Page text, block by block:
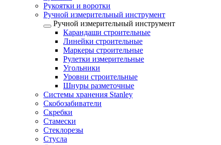
Рукоятки и воротки
Ручной измерительный инструмент
Ручной измерительный инструмент
Карандаши строительные
Линейки строительные
Маркеры строительные
Рулетки измерительные
Угольники
Уровни строительные
Шнуры разметочные
Системы хранения Stanley
Скобозабиватели
Скребки
Стамески
Стеклорезы
Стусла